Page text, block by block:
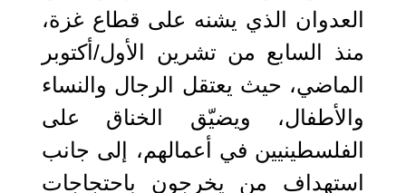
العدوان الذي يشنه على قطاع غزة،
منذ السابع من تشرين الأول/أكتوبر
الماضي، حيث يعتقل الرجال والنساء
والأطفال، ويضيّق الخناق على
الفلسطينيين في أعمالهم، إلى جانب
استهداف من يخرجون باحتجاجات